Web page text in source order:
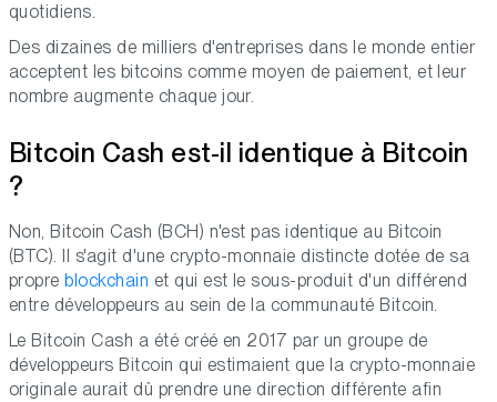
quotidiens.
Des dizaines de milliers d'entreprises dans le monde entier
acceptent les bitcoins comme moyen de paiement, et leur
nombre augmente chaque jour.
Bitcoin Cash est-il identique à Bitcoin
?
Non, Bitcoin Cash (BCH) n'est pas identique au Bitcoin
(BTC). Il s'agit d'une crypto-monnaie distincte dotée de sa
propreblockchain et qui est le sous-produit d'un différend
entre développeurs au sein de la communauté Bitcoin.
Le Bitcoin Cash a été créé en 2017 par un groupe de
développeurs Bitcoin qui estimaient que la crypto-monnaie
originale aurait dû prendre une direction différente afin